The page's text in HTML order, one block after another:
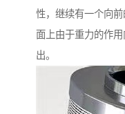
性，继续有一个向
面上由于重力的作
出。